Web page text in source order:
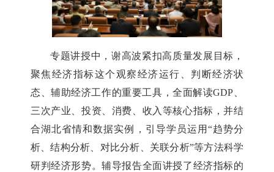
专题讲授中，谢高波紧扣高质量发展目标，
聚焦经济指标这个观察经济运行、判断经济状
态、辅助经济工作的重要工具，全面解读GDP、
三次产业、投资、消费、收入等核心指标，并结
合湖北省情和数据实例，引导学员运用“趋势分
析、结构分析、对比分析、关联分析”等方法科学
研判经济形势。辅导报告全面讲授了经济指标的